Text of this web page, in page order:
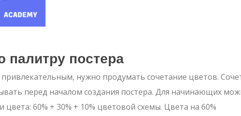
постера
нужно продумать сочетание цветов.
перед началом создания постера. Для начинающих
60% + 30% + 10% цветовой схемы. Цвета на 60%